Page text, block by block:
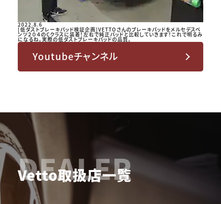
2022.8.6
[低ダストブレーキパッド検証企画]VETTOさんのブレーキパッドをメルセデスベ
ンツ２０４のCクラスに装着！左右で純正パッドと比較していきます！これで明るみ
になるね。実際の低ダストブレーキパッドの品質。
Youtubeチャンネル
DEALER
Vetto取扱店一覧